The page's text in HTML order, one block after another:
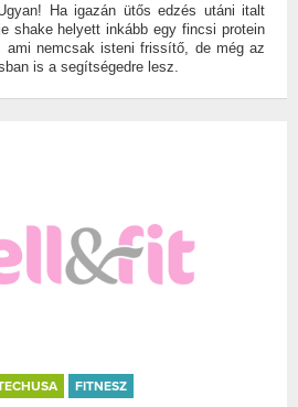
Ha igazán ütős edzés utáni italt
shake helyett inkább egy fincsi protein
ami nemcsak isteni frissítő, de még az
is a segítségedre lesz.
FITNESZ